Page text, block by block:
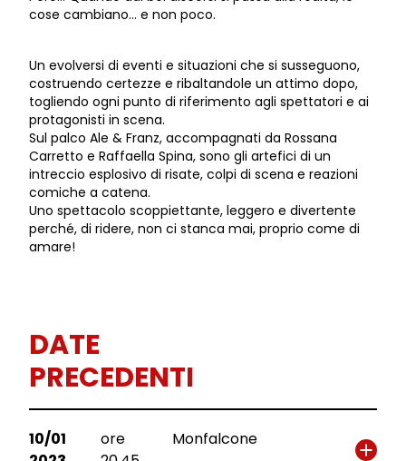
cose cambiano… e non poco.
Un evolversi di eventi e situazioni che si susseguono,
costruendo certezze e ribaltandole un attimo dopo,
togliendo ogni punto di riferimento agli spettatori e ai
protagonisti in scena.
Sul palco Ale & Franz, accompagnati da Rossana
Carretto e Raffaella Spina, sono gli artefici di un
intreccio esplosivo di risate, colpi di scena e reazioni
comiche a catena.
Uno spettacolo scoppiettante, leggero e divertente
perché, di ridere, non ci stanca mai, proprio come di
amare!
DATE
PRECEDENTI
10/01
ore
Monfalcone